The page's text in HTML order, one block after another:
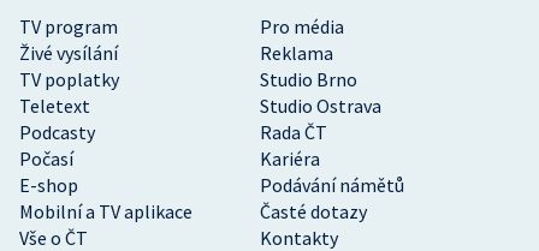
TV program
Pro média
Živé vysílání
Reklama
TV poplatky
Studio Brno
Teletext
Studio Ostrava
Podcasty
Rada ČT
Počasí
Kariéra
E-shop
Podávání námětů
Mobilní a TV aplikace
Časté dotazy
Vše o ČT
Kontakty